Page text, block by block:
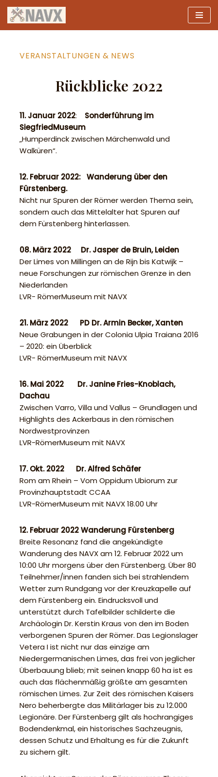
Zum
VERANSTALTUNGEN & NEWS
Rückblicke 2022
11. Januar 2022: Sonderführung im
SiegfriedMuseum
„Humperdinck zwischen Märchenwald und
Walküren“.
12. Februar 2022: Wanderung über den
Fürstenberg.
Nicht nur Spuren der Römer werden Thema sein,
sondern auch das Mittelalter hat Spuren auf
dem Fürstenberg hinterlassen.
08. März 2022 Dr. Jasper de Bruin, Leiden
Der Limes von Millingen an de Rijn bis Katwijk –
neue Forschungen zur römischen Grenze in den
Niederlanden
LVR- RömerMuseum mit NAVX
21. März 2022 PD Dr. Armin Becker, Xanten
Neue Grabungen in der Colonia Ulpia Traiana 2016
– 2020: ein Überblick
LVR- RömerMuseum mit NAVX
16. Mai 2022 Dr. Janine Fries-Knoblach,
Dachau
Zwischen Varro, Villa und Vallus – Grundlagen und
Highlights des Ackerbaus in den römischen
Nordwestprovinzen
LVR-RömerMuseum mit NAVX
17. Okt. 2022 Dr. Alfred Schäfer
Rom am Rhein – Vom Oppidum Ubiorum zur
Provinzhauptstadt CCAA
LVR-RömerMuseum mit NAVX 18.00 Uhr
12. Februar 2022 Wanderung Fürstenberg
Breite Resonanz fand die angekündigte
Wanderung des NAVX am 12. Februar 2022 um
10:00 Uhr morgens über den Fürstenberg. Über 80
Teilnehmer/innen fanden sich bei strahlendem
Wetter zum Rundgang vor der Kreuzkapelle auf
dem Fürstenberg ein. Eindrucksvoll und
unterstützt durch Tafelbilder schilderte die
Archäologin Dr. Kerstin Kraus von den im Boden
verborgenen Spuren der Römer. Das Legionslager
Vetera I ist nicht nur das einzige am
Niedergermanischen Limes, das frei von jeglicher
Überbauung blieb; mit seinen knapp 60 ha ist es
auch das flächenmäßig größte am gesamten
römischen Limes. Zur Zeit des römischen Kaisers
Nero beherbergte das Militärlager bis zu 12.000
Legionäre. Der Fürstenberg gilt als hochrangiges
Bodendenkmal, ein historisches Sachzeugnis,
dessen Schutz und Erhaltung es für die Zukunft
zu sichern gilt.